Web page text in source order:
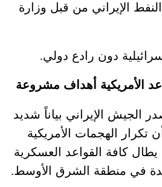
الإيراني من قبل وزارة
دون رادع دولي.
الأمريكية أهداف مشروعة
الجيش الإيراني بياناً شديد
تكرار الهجمات الأمريكية
كافة القواعد العسكرية
في منطقة الشرق الأوسط.